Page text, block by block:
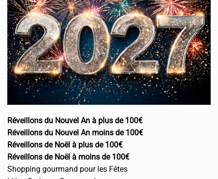
Réveillons du Nouvel An à plus de 100€
Réveillons du Nouvel An moins de 100€
Réveillons de Noël à plus de 100€
Réveillons de Noël à moins de 100€
Shopping gourmand pour les Fêtes